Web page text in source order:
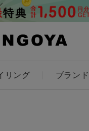
リング ブランド